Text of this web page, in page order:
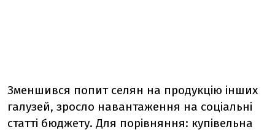
Зменшився попит селян на продукцію інших
галузей, зросло навантаження на соціальні
статті бюджету. Для порівняння: купівельна